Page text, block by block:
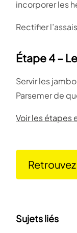
incorporer les
Rectifier
Étape 4 –
Servir les
Parsemer de
Voir les étapes
Sujets liés